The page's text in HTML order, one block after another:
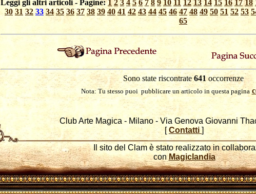
Leggi gli altri articoli - Pagine: 1 2 3 4 5 6 7 8 9 10 11 12 13 14 15 16 17 18
30 31 32 33 34 35 36 37 38 39 40 41 42 43 44 45 46 47 48 49 50 51 52 53
65
Sono state riscontrate641occorrenze
Nota: Tu stesso puoi pubblicare un articolo in questa pagina
Club Arte Magica - Milano - Via Genova Giovanni
[Contatti ]
Il sito del Clam è stato realizzato in
conMagiclandia